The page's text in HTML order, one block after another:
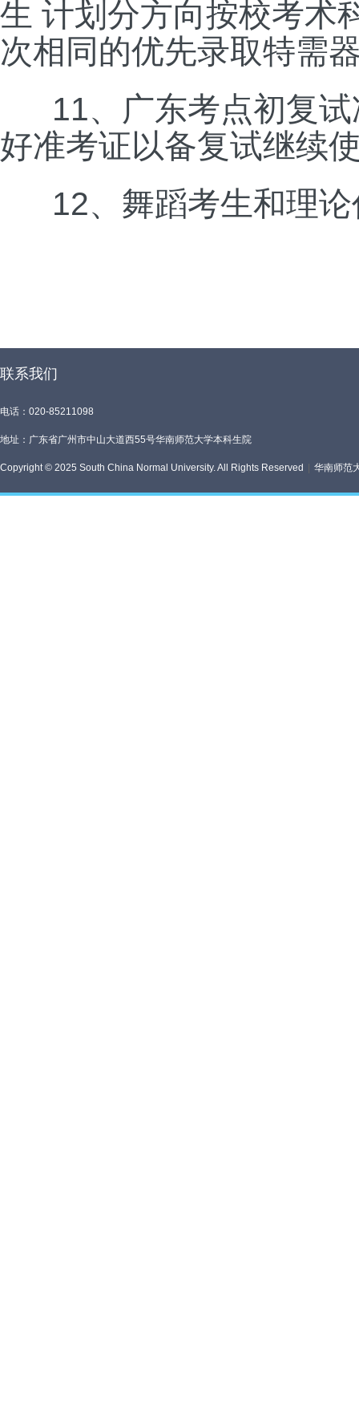
生 计划分方向按校考术
次相同的优先录取特需
11、广东考点初复
好准考证以备复试继续
12、舞蹈考生和理
联系我们
电话：020-85211098
地址：广东省广州市中山大道西55号华南师范大学本科生院
Copyright © 2025 South China Normal University. All Rights Reserved 华南师范